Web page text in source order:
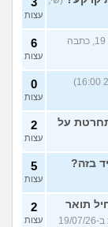
עצות
(ירין, בת 19, כתבה
6
עצות
0
עצות
על
2
עצות
5
עצות
תואר
(מדמח, בן 21, כתב ב-19/07/26
2
עצות